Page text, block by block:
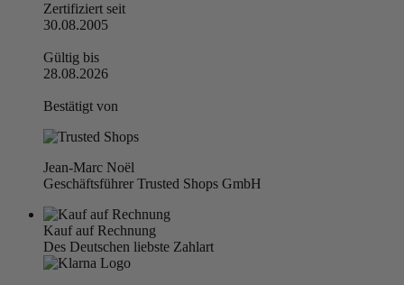
Zertifiziert seit
30.08.2005
Gültig bis
28.08.2026
Bestätigt von
Jean-Marc Noël
Geschäftsführer Trusted Shops GmbH
Kauf auf Rechnung
Des Deutschen liebste Zahlart